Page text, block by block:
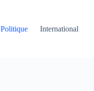
Politique International